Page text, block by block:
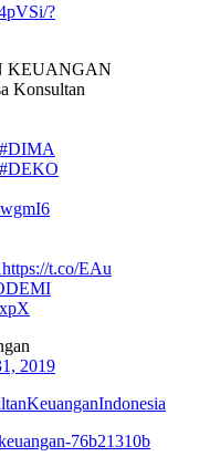
?
KEUANGAN
Konsultan
#DIMA
#DEKO
https://t.co/EAu
2019
76b21310b